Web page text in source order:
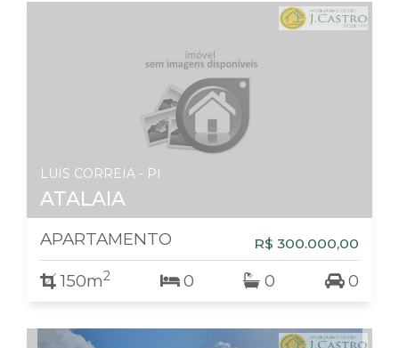
LUIS CORREIA - PI
ATALAIA
APARTAMENTO R$ 300.000,00
150m2 0 0 0